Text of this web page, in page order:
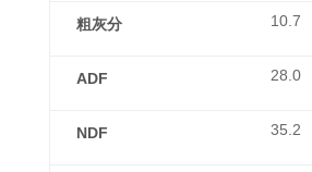
粗灰分
ADF
NDF
10.7
28.0
35.2